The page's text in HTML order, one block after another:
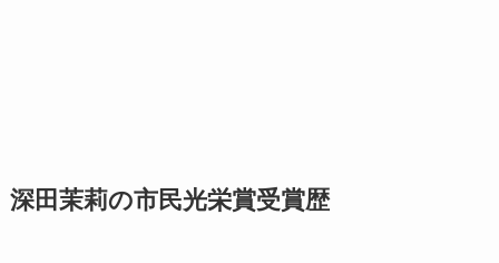
深田茉莉の市民光栄賞受賞歴